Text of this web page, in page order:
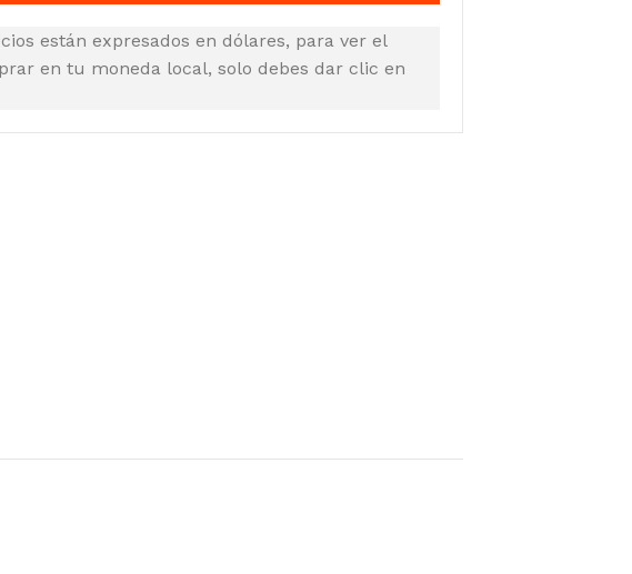
están expresados en dólares, para ver el
en tu moneda local, solo debes dar clic en